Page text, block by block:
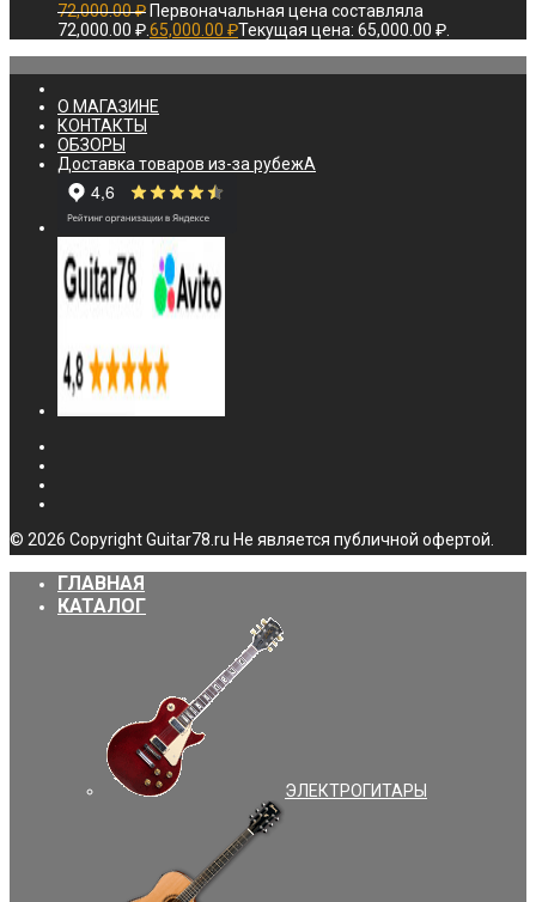
72,000.00₽ Первоначальная цена составляла
72,000.00 ₽.65,000.00 ₽Текущая цена: 65,000.00 ₽.
О МАГАЗИНЕ
КОНТАКТЫ
ОБЗОРЫ
Доставка товаров из-за рубежА
© 2026 Copyright Guitar78.ru Не является публичной офертой.
ГЛАВНАЯ
КАТАЛОГ
ЭЛЕКТРОГИТАРЫ